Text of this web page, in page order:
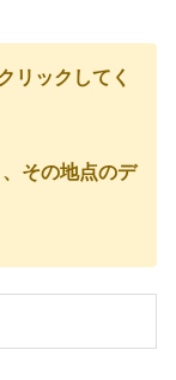
ックしてく
その地点のデ